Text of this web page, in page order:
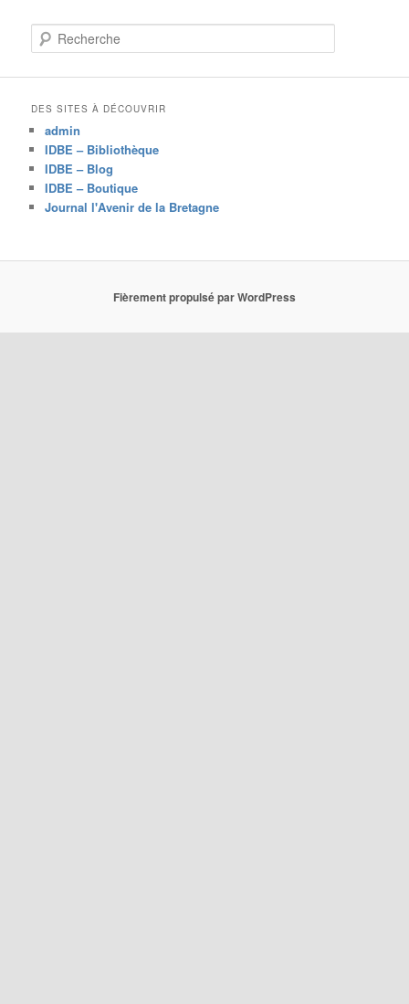
e
e
c
h
e
DES SITES À DÉCOUVRIR
admin
IDBE – Bibliothèque
IDBE – Blog
IDBE – Boutique
Journal l'Avenir de la Bretagne
Fièrement propulsé par WordPress